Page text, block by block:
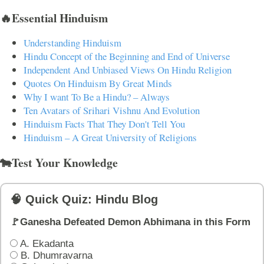
🔥Essential Hinduism
Understanding Hinduism
Hindu Concept of the Beginning and End of Universe
Independent And Unbiased Views On Hindu Religion
Quotes On Hinduism By Great Minds
Why I want To Be a Hindu? – Always
Ten Avatars of Srihari Vishnu And Evolution
Hinduism Facts That They Don't Tell You
Hinduism – A Great University of Religions
🐄Test Your Knowledge
🧠 Quick Quiz: Hindu Blog
🚩Ganesha Defeated Demon Abhimana in this Form
A. Ekadanta
B. Dhumravarna